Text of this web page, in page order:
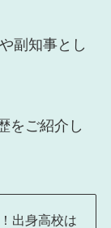
副知事とし
をご紹介し
出身高校は